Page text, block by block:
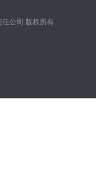
公司 版权所有